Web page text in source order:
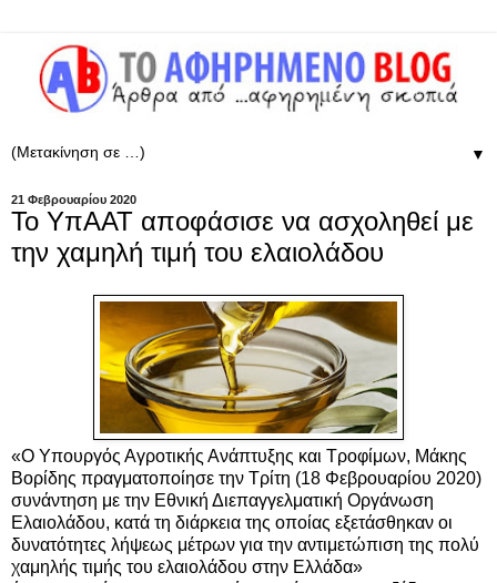
▼
21 Φεβρουαρίου 2020
Το ΥπΑΑΤ αποφάσισε να ασχοληθεί με
την χαμηλή τιμή του ελαιολάδου
«Ο Υπουργός Αγροτικής Ανάπτυξης και Τροφίμων, Μάκης
Βορίδης πραγματοποίησε την Τρίτη (18 Φεβρουαρίου 2020)
συνάντηση με την Εθνική Διεπαγγελματική Οργάνωση
Ελαιολάδου, κατά τη διάρκεια της οποίας εξετάσθηκαν οι
δυνατότητες λήψεως μέτρων για την αντιμετώπιση της πολύ
χαμηλής τιμής του ελαιολάδου στην Ελλάδα»